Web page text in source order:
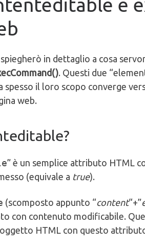
e
in dettaglio a cosa
. Questi due
spesso il loro scopo converge
web.
” è un semplice attributo HTML
(equivale a true).
(scomposto appunto “content“+”
con contenuto modificabile.
HTML con questo